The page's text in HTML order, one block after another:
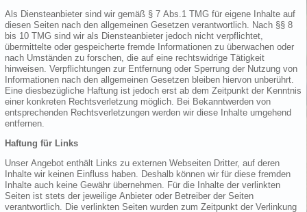
Als Diensteanbieter sind wir gemäß § 7 Abs.1 TMG für eigene Inhalte auf
diesen Seiten nach den allgemeinen Gesetzen verantwortlich. Nach §§ 8
bis 10 TMG sind wir als Diensteanbieter jedoch nicht verpflichtet,
übermittelte oder gespeicherte fremde Informationen zu überwachen oder
nach Umständen zu forschen, die auf eine rechtswidrige Tätigkeit
hinweisen. Verpflichtungen zur Entfernung oder Sperrung der Nutzung von
Informationen nach den allgemeinen Gesetzen bleiben hiervon unberührt.
Eine diesbezügliche Haftung ist jedoch erst ab dem Zeitpunkt der Kenntnis
einer konkreten Rechtsverletzung möglich. Bei Bekanntwerden von
entsprechenden Rechtsverletzungen werden wir diese Inhalte umgehend
entfernen.
Haftung für Links
Unser Angebot enthält Links zu externen Webseiten Dritter, auf deren
Inhalte wir keinen Einfluss haben. Deshalb können wir für diese fremden
Inhalte auch keine Gewähr übernehmen. Für die Inhalte der verlinkten
Seiten ist stets der jeweilige Anbieter oder Betreiber der Seiten
verantwortlich. Die verlinkten Seiten wurden zum Zeitpunkt der Verlinkung